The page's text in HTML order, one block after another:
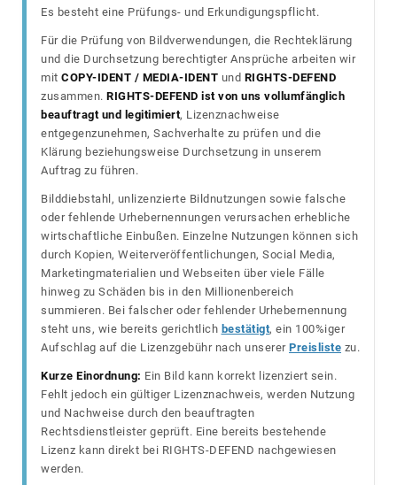
Es besteht eine Prüfungs- und Erkundigungspflicht.
Für die Prüfung von Bildverwendungen, die Rechteklärung
und die Durchsetzung berechtigter Ansprüche arbeiten wir
mit COPY-IDENT / MEDIA-IDENT und RIGHTS-DEFEND
zusammen. RIGHTS-DEFEND ist von uns vollumfänglich
beauftragt und legitimiert, Lizenznachweise
entgegenzunehmen, Sachverhalte zu prüfen und die
Klärung beziehungsweise Durchsetzung in unserem
Auftrag zu führen.
Bilddiebstahl, unlizenzierte Bildnutzungen sowie falsche
oder fehlende Urhebernennungen verursachen erhebliche
wirtschaftliche Einbußen. Einzelne Nutzungen können sich
durch Kopien, Weiterveröffentlichungen, Social Media,
Marketingmaterialien und Webseiten über viele Fälle
hinweg zu Schäden bis in den Millionenbereich
summieren. Bei falscher oder fehlender Urhebernennung
steht uns, wie bereits gerichtlich bestätigt, ein 100%iger
Aufschlag auf die Lizenzgebühr nach unserer Preisliste zu.
Kurze Einordnung: Ein Bild kann korrekt lizenziert sein.
Fehlt jedoch ein gültiger Lizenznachweis, werden Nutzung
und Nachweise durch den beauftragten
Rechtsdienstleister geprüft. Eine bereits bestehende
Lizenz kann direkt bei RIGHTS-DEFEND nachgewiesen
werden.